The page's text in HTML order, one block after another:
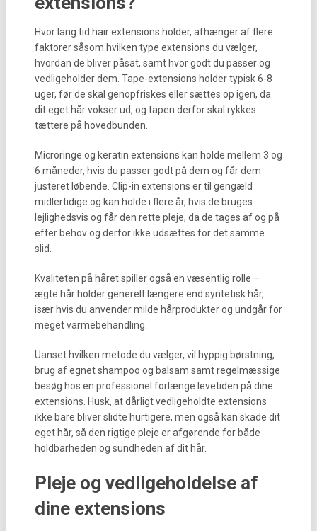
Hvor lang tid hair extensions holder, afhænger af flere
faktorer såsom hvilken type extensions du vælger,
hvordan de bliver påsat, samt hvor godt du passer og
vedligeholder dem. Tape-extensions holder typisk 6-8
uger, før de skal genopfriskes eller sættes op igen, da
dit eget hår vokser ud, og tapen derfor skal rykkes
tættere på hovedbunden.
Microringe og keratin extensions kan holde mellem 3 og
6 måneder, hvis du passer godt på dem og får dem
justeret løbende. Clip-in extensions er til gengæld
midlertidige og kan holde i flere år, hvis de bruges
lejlighedsvis og får den rette pleje, da de tages af og på
efter behov og derfor ikke udsættes for det samme
slid.
Kvaliteten på håret spiller også en væsentlig rolle –
ægte hår holder generelt længere end syntetisk hår,
især hvis du anvender milde hårprodukter og undgår for
meget varmebehandling.
Uanset hvilken metode du vælger, vil hyppig børstning,
brug af egnet shampoo og balsam samt regelmæssige
besøg hos en professionel forlænge levetiden på dine
extensions. Husk, at dårligt vedligeholdte extensions
ikke bare bliver slidte hurtigere, men også kan skade dit
eget hår, så den rigtige pleje er afgørende for både
holdbarheden og sundheden af dit hår.
Pleje og vedligeholdelse af
dine extensions